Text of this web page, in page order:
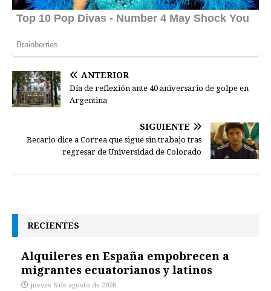
ANTERIOR
Día de reflexión ante 40 aniversario de golpe en
Argentina
SIGUIENTE
Becario dice a Correa que sigue sin trabajo tras
regresar de Universidad de Colorado
RECIENTES
Alquileres en España empobrecen a
migrantes ecuatorianos y latinos
jueves 6 de agosto de 2026